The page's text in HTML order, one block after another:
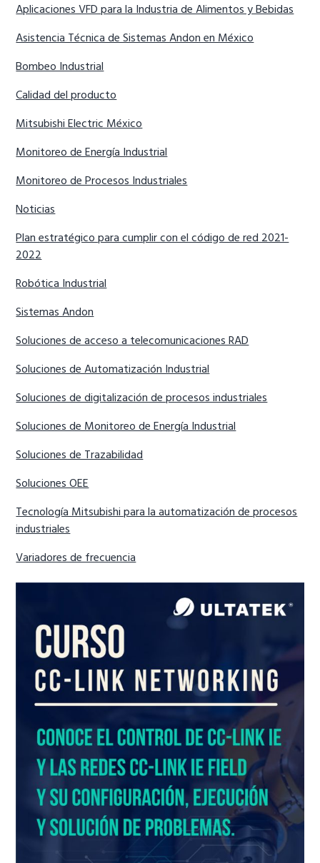
Aplicaciones VFD para la Industria de Alimentos y Bebidas
Asistencia Técnica de Sistemas Andon en México
Bombeo Industrial
Calidad del producto
Mitsubishi Electric México
Monitoreo de Energía Industrial
Monitoreo de Procesos Industriales
Noticias
Plan estratégico para cumplir con el código de red 2021-
2022
Robótica Industrial
Sistemas Andon
Soluciones de acceso a telecomunicaciones RAD
Soluciones de Automatización Industrial
Soluciones de digitalización de procesos industriales
Soluciones de Monitoreo de Energía Industrial
Soluciones de Trazabilidad
Soluciones OEE
Tecnología Mitsubishi para la automatización de procesos
industriales
Variadores de frecuencia